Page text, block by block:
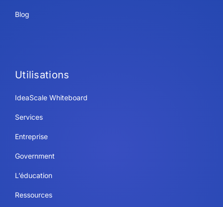
Blog
Utilisations
IdeaScale Whiteboard
Services
Entreprise
Government
L’éducation
Ressources